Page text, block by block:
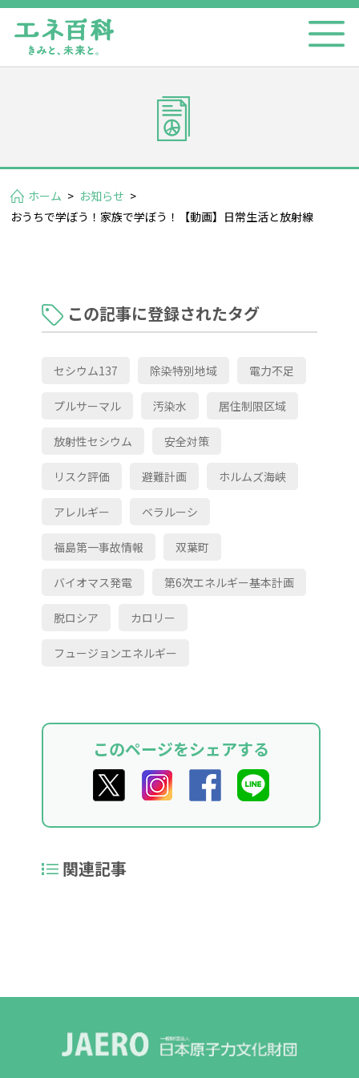
ホーム > お知らせ >
おうちで学ぼう！家族で学ぼう！【動画】日常生活と放射線
この記事に登録されたタグ
セシウム137 除染特別地域 電力不足
プルサーマル 汚染水 居住制限区域
放射性セシウム 安全対策
リスク評価 避難計画 ホルムズ海峡
アレルギー ベラルーシ
福島第一事故情報 双葉町
バイオマス発電 第6次エネルギー基本計画
脱ロシア カロリー
フュージョンエネルギー
このページをシェアする
関連記事